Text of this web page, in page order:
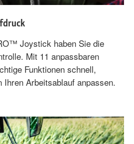
Joystick haben Sie die
Mit 11 anpassbaren
Funktionen schnell,
Arbeitsablauf anpassen.